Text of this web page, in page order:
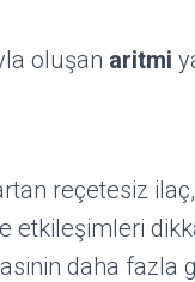
oluşan aritmi
reçetesiz
etkileşimleri
daha fazla